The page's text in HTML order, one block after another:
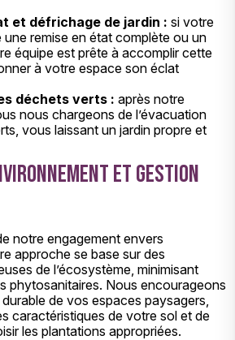
et défrichage de jardin : si votre
une remise en état complète ou un
équipe est prête à accomplir cette
à votre espace son éclat
déchets verts : après notre
nous chargeons de l’évacuation
vous laissant un jardin propre et
et gestion
notre engagement envers
approche se base sur des
de l’écosystème, minimisant
phytosanitaires. Nous encourageons
de vos espaces paysagers,
caractéristiques de votre sol et de
les plantations appropriées.